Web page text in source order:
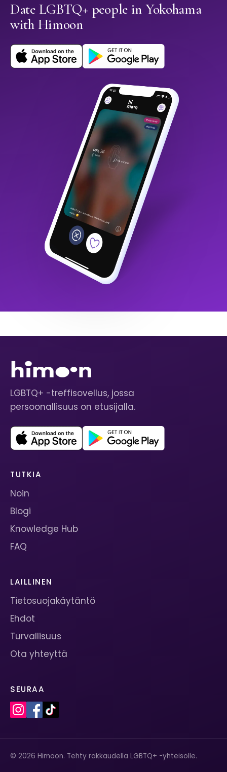
Date LGBTQ+ people in Yokohama
with Himoon
LGBTQ+ -treffisovellus, jossa
persoonallisuus on etusijalla.
TUTKIA
Noin
Blogi
Knowledge Hub
FAQ
LAILLINEN
Tietosuojakäytäntö
Ehdot
Turvallisuus
Ota yhteyttä
SEURAA
© 2026 Himoon. Tehty rakkaudella LGBTQ+ -yhteisölle.